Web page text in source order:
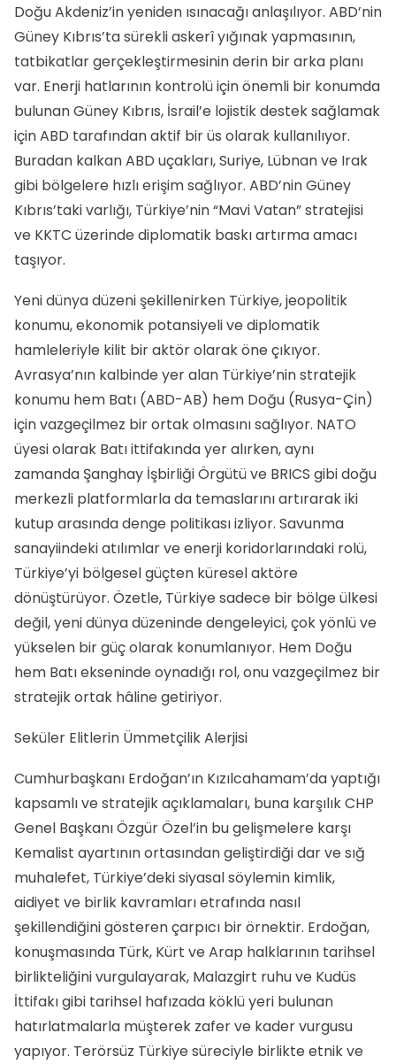
Doğu Akdeniz’in yeniden ısınacağı anlaşılıyor. ABD’nin
Güney Kıbrıs’ta sürekli askerî yığınak yapmasının,
tatbikatlar gerçekleştirmesinin derin bir arka planı
var. Enerji hatlarının kontrolü için önemli bir konumda
bulunan Güney Kıbrıs, İsrail’e lojistik destek sağlamak
için ABD tarafından aktif bir üs olarak kullanılıyor.
Buradan kalkan ABD uçakları, Suriye, Lübnan ve Irak
gibi bölgelere hızlı erişim sağlıyor. ABD’nin Güney
Kıbrıs’taki varlığı, Türkiye’nin “Mavi Vatan” stratejisi
ve KKTC üzerinde diplomatik baskı artırma amacı
taşıyor.
Yeni dünya düzeni şekillenirken Türkiye, jeopolitik
konumu, ekonomik potansiyeli ve diplomatik
hamleleriyle kilit bir aktör olarak öne çıkıyor.
Avrasya’nın kalbinde yer alan Türkiye’nin stratejik
konumu hem Batı (ABD-AB) hem Doğu (Rusya-Çin)
için vazgeçilmez bir ortak olmasını sağlıyor. NATO
üyesi olarak Batı ittifakında yer alırken, aynı
zamanda Şanghay İşbirliği Örgütü ve BRICS gibi doğu
merkezli platformlarla da temaslarını artırarak iki
kutup arasında denge politikası izliyor. Savunma
sanayiindeki atılımlar ve enerji koridorlarındaki rolü,
Türkiye’yi bölgesel güçten küresel aktöre
dönüştürüyor. Özetle, Türkiye sadece bir bölge ülkesi
değil, yeni dünya düzeninde dengeleyici, çok yönlü ve
yükselen bir güç olarak konumlanıyor. Hem Doğu
hem Batı ekseninde oynadığı rol, onu vazgeçilmez bir
stratejik ortak hâline getiriyor.
Seküler Elitlerin Ümmetçilik Alerjisi
Cumhurbaşkanı Erdoğan’ın Kızılcahamam’da yaptığı
kapsamlı ve stratejik açıklamaları, buna karşılık CHP
Genel Başkanı Özgür Özel’in bu gelişmelere karşı
Kemalist ayartının ortasından geliştirdiği dar ve sığ
muhalefet, Türkiye’deki siyasal söylemin kimlik,
aidiyet ve birlik kavramları etrafında nasıl
şekillendiğini gösteren çarpıcı bir örnektir. Erdoğan,
konuşmasında Türk, Kürt ve Arap halklarının tarihsel
birlikteliğini vurgulayarak, Malazgirt ruhu ve Kudüs
İttifakı gibi tarihsel hafızada köklü yeri bulunan
hatırlatmalarla müşterek zafer ve kader vurgusu
yapıyor. Terörsüz Türkiye süreciyle birlikte etnik ve